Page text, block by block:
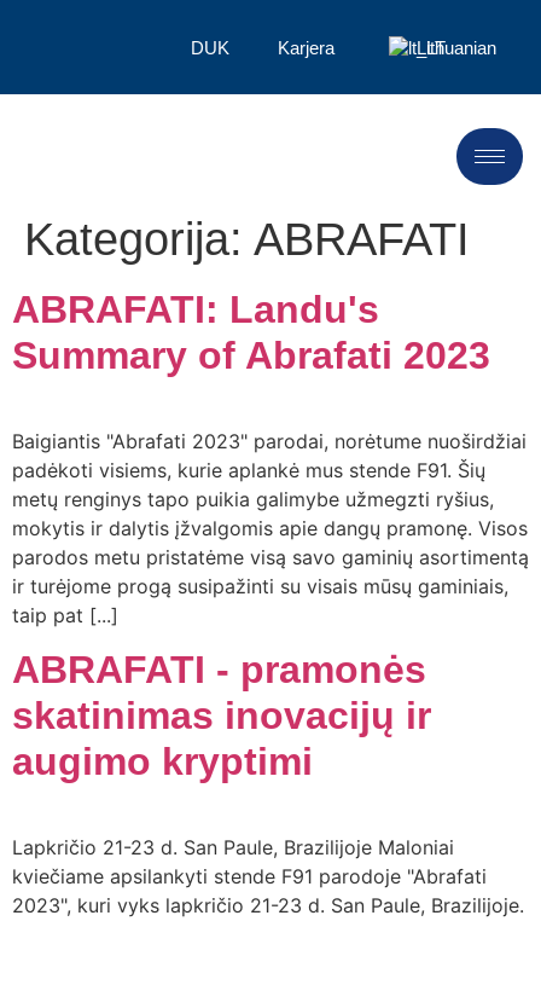
DUK Karjera Lithuanian
Kategorija: ABRAFATI
ABRAFATI: Landu's
Summary of Abrafati 2023
Baigiantis "Abrafati 2023" parodai, norėtume nuoširdžiai
padėkoti visiems, kurie aplankė mus stende F91. Šių
metų renginys tapo puikia galimybe užmegzti ryšius,
mokytis ir dalytis įžvalgomis apie dangų pramonę. Visos
parodos metu pristatėme visą savo gaminių asortimentą
ir turėjome progą susipažinti su visais mūsų gaminiais,
taip pat [...]
ABRAFATI - pramonės
skatinimas inovacijų ir
augimo kryptimi
Lapkričio 21-23 d. San Paule, Brazilijoje Maloniai
kviečiame apsilankyti stende F91 parodoje "Abrafati
2023", kuri vyks lapkričio 21-23 d. San Paule, Brazilijoje.